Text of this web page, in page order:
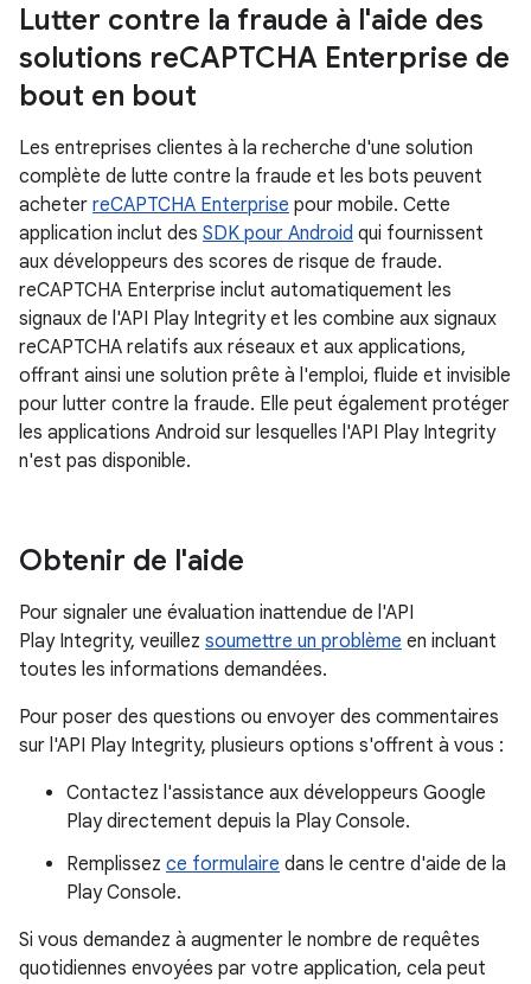
Lutter contre la fraude à l'aide des
solutions reCAPTCHA Enterprise de
bout en bout
Les entreprises clientes à la recherche d'une solution
complète de lutte contre la fraude et les bots peuvent
acheter reCAPTCHA Enterprise pour mobile. Cette
application inclut des SDK pour Android qui fournissent
aux développeurs des scores de risque de fraude.
reCAPTCHA Enterprise inclut automatiquement les
signaux de l'API Play Integrity et les combine aux signaux
reCAPTCHA relatifs aux réseaux et aux applications,
offrant ainsi une solution prête à l'emploi, fluide et invisible
pour lutter contre la fraude. Elle peut également protéger
les applications Android sur lesquelles l'API Play Integrity
n'est pas disponible.
Obtenir de l'aide
Pour signaler une évaluation inattendue de l'API
Play Integrity, veuillez soumettre un problème en incluant
toutes les informations demandées.
Pour poser des questions ou envoyer des commentaires
sur l'API Play Integrity, plusieurs options s'offrent à vous :
Contactez l'assistance aux développeurs Google
Play directement depuis la Play Console.
Remplissez ce formulaire dans le centre d'aide de la
Play Console.
Si vous demandez à augmenter le nombre de requêtes
quotidiennes envoyées par votre application, cela peut